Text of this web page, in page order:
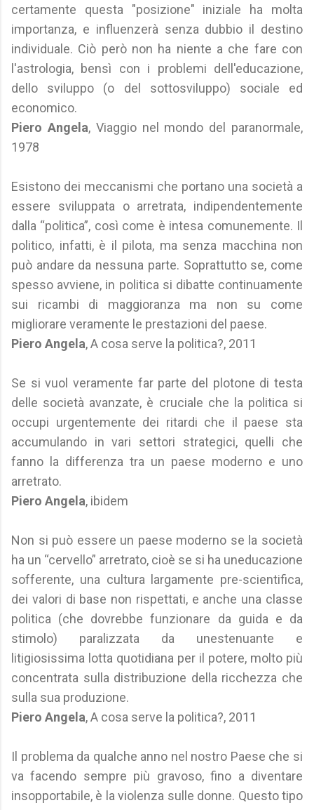
certamente questa "posizione" iniziale ha molta
importanza, e influenzerà senza dubbio il destino
individuale. Ciò però non ha niente a che fare con
l'astrologia, bensì con i problemi dell'educazione,
dello sviluppo (o del sottosviluppo) sociale ed
economico.
Piero Angela, Viaggio nel mondo del paranormale,
1978
Esistono dei meccanismi che portano una società a
essere sviluppata o arretrata, indipendentemente
dalla “politica”, così come è intesa comunemente. Il
politico, infatti, è il pilota, ma senza macchina non
può andare da nessuna parte. Soprattutto se, come
spesso avviene, in politica si dibatte continuamente
sui ricambi di maggioranza ma non su come
migliorare veramente le prestazioni del paese.
Piero Angela, A cosa serve la politica?, 2011
Se si vuol veramente far parte del plotone di testa
delle società avanzate, è cruciale che la politica si
occupi urgentemente dei ritardi che il paese sta
accumulando in vari settori strategici, quelli che
fanno la differenza tra un paese moderno e uno
arretrato.
Piero Angela, ibidem
Non si può essere un paese moderno se la società
ha un “cervello” arretrato, cioè se si ha uneducazione
sofferente, una cultura largamente pre-scientifica,
dei valori di base non rispettati, e anche una classe
politica (che dovrebbe funzionare da guida e da
stimolo) paralizzata da unestenuante e
litigiosissima lotta quotidiana per il potere, molto più
concentrata sulla distribuzione della ricchezza che
sulla sua produzione.
Piero Angela, A cosa serve la politica?, 2011
Il problema da qualche anno nel nostro Paese che si
va facendo sempre più gravoso, fino a diventare
insopportabile, è la violenza sulle donne. Questo tipo